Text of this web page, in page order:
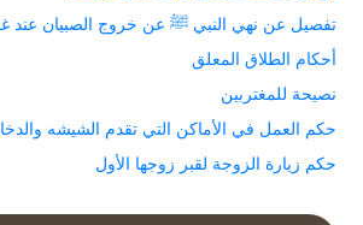
تفصيل عن نهي النبي ﷺ عن خروج الصبيان
أحكام الطلاق المعلق
نصيحة للمغتربين
حكم العمل في الأماكن التي تقدم الشيشه
حكم زيارة الزوجة لقبر زوجها الأول